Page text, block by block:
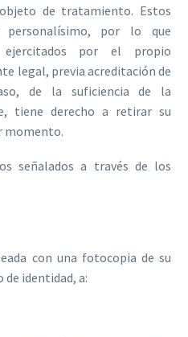
de tratamiento. Estos
personalísimo, por lo que
por el propio
legal, previa acreditación de
de la suficiencia de la
tiene derecho a retirar su
momento.
señalados a través de los
con una fotocopia de su
identidad, a: